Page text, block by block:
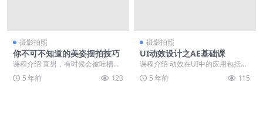
摄影拍照
你不可不知道的美姿摆拍技巧
课程介绍 直男，有时候会被吐槽拍
照技术太烂。不过，远没有那些妹
子吐槽的，被男票拍...
5 年前 123
摄影拍照
UI动效设计之AE基础课
课程介绍 动效在UI中的应用包括人
机交互、情感化设计、产品包装、
运营设计等， 动...
5 年前 115